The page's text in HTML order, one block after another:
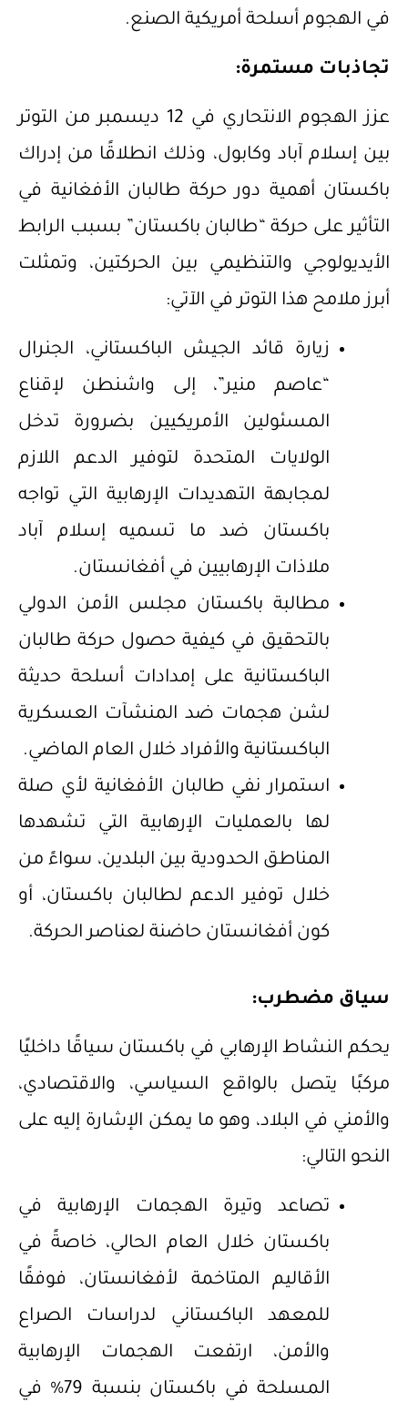
في الهجوم أسلحة أمريكية الصنع.
تجاذبات مستمرة:
عزز الهجوم الانتحاري في 12 ديسمبر من التوتر
بين إسلام آباد وكابول، وذلك انطلاقًا من إدراك
باكستان أهمية دور حركة طالبان الأفغانية في
التأثير على حركة “طالبان باكستان” بسبب الرابط
الأيديولوجي والتنظيمي بين الحركتين، وتمثلت
أبرز ملامح هذا التوتر في الآتي:
زيارة قائد الجيش الباكستاني، الجنرال
“عاصم منير”، إلى واشنطن لإقناع
المسئولين الأمريكيين بضرورة تدخل
الولايات المتحدة لتوفير الدعم اللازم
لمجابهة التهديدات الإرهابية التي تواجه
باكستان ضد ما تسميه إسلام آباد
ملاذات الإرهابيين في أفغانستان.
مطالبة باكستان مجلس الأمن الدولي
بالتحقيق في كيفية حصول حركة طالبان
الباكستانية على إمدادات أسلحة حديثة
لشن هجمات ضد المنشآت العسكرية
الباكستانية والأفراد خلال العام الماضي.
استمرار نفي طالبان الأفغانية لأي صلة
لها بالعمليات الإرهابية التي تشهدها
المناطق الحدودية بين البلدين، سواءً من
خلال توفير الدعم لطالبان باكستان، أو
كون أفغانستان حاضنة لعناصر الحركة.
سياق مضطرب:
يحكم النشاط الإرهابي في باكستان سياقًا داخليًا
مركبًا يتصل بالواقع السياسي، والاقتصادي،
والأمني في البلاد، وهو ما يمكن الإشارة إليه على
النحو التالي:
تصاعد وتيرة الهجمات الإرهابية في
باكستان خلال العام الحالي، خاصةً في
الأقاليم المتاخمة لأفغانستان، فوفقًا
للمعهد الباكستاني لدراسات الصراع
والأمن، ارتفعت الهجمات الإرهابية
المسلحة في باكستان بنسبة 79% في